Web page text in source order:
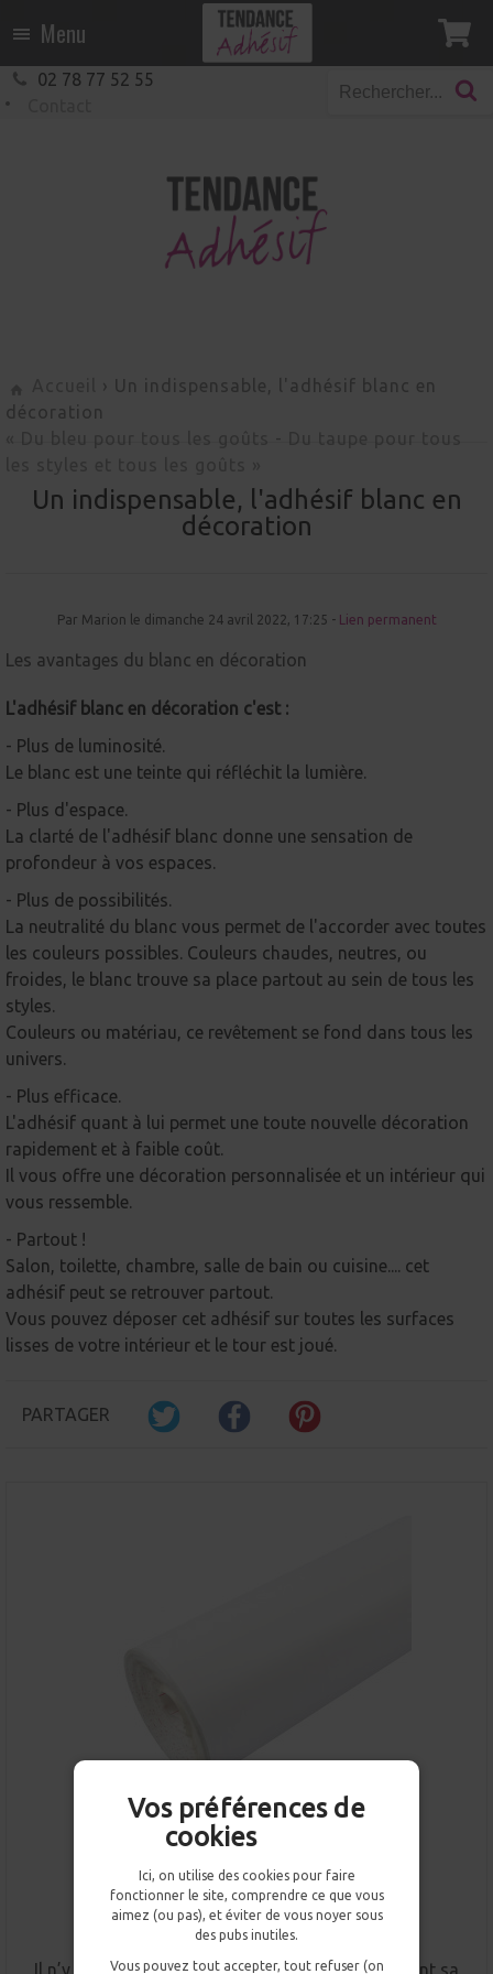
Menu
02 78 77 52 55
› Un indispensable, l'adhésif blanc en
décoration
-
Un indispensable, l'adhésif blanc en
décoration
Par Marion le dimanche 24 avril 2022, 17:25 - Lien permanent
Les avantages du blanc en décoration
L'adhésif blanc en décoration c'est :
- Plus de luminosité.
Le blanc est une teinte qui réfléchit la lumière.
- Plus d'espace.
La clarté de l'adhésif blanc donne une sensation de
profondeur à vos espaces.
- Plus de possibilités.
La neutralité du blanc vous permet de l'accorder avec toutes
les couleurs possibles. Couleurs chaudes, neutres, ou
froides, le blanc trouve sa place partout au sein de tous les
styles.
Couleurs ou matériau, ce revêtement se fond dans tous les
univers.
- Plus efficace.
L'adhésif quant à lui permet une toute nouvelle décoration
rapidement et à faible coût.
Il vous offre une décoration personnalisée et un intérieur qui
vous ressemble.
- Partout !
Salon, toilette, chambre, salle de bain ou cuisine.... cet
adhésif peut se retrouver partout.
Vous pouvez déposer cet adhésif sur toutes les surfaces
lisses de votre intérieur et le tour est joué.
PARTAGER
Rouleau adhésif mat blanc
Il n’y a rien de plus aisé pour améliorer simplement sa
Vos préférences de
cookies
Ici, on utilise des cookies pour faire
fonctionner le site, comprendre ce que vous
aimez (ou pas), et éviter de vous noyer sous
des pubs inutiles.
Vous pouvez tout accepter, tout refuser (on